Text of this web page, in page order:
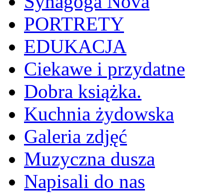
PORTRETY
EDUKACJA
Ciekawe i przydatne
Dobra książka.
Kuchnia żydowska
Galeria zdjęć
Muzyczna dusza
Napisali do nas